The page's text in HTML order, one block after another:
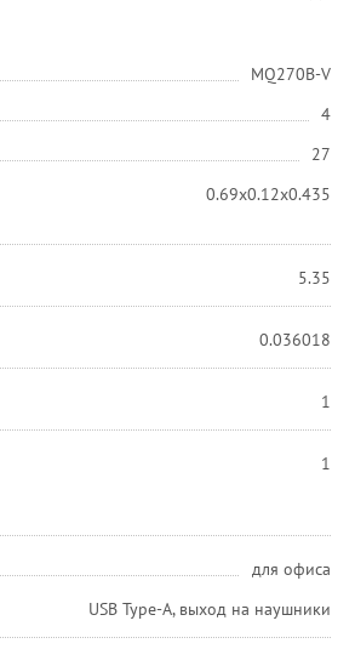
MQ270B-V
4
27
0.69x0.12x0.435
5.35
0.036018
1
1
для офиса
USB Type-A, выход на наушники